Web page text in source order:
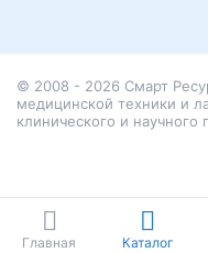
© 2008 - 2026 Смарт
медицинской техники и
клинического и научного
Главная Каталог